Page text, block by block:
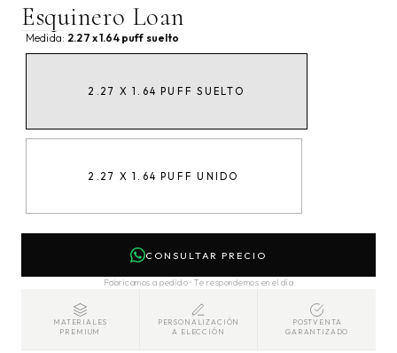
Esquinero Loan
Medida: 2.27 x 1.64 puff suelto
2.27 X 1.64 PUFF SUELTO
2.27 X 1.64 PUFF UNIDO
CONSULTAR PRECIO
Fabricamos a pedido · Te respondemos en el día
MATERIALES
PREMIUM
PERSONALIZACIÓN
A ELECCIÓN
POSTVENTA
GARANTIZADO